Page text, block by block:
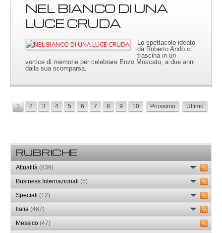
NEL BIANCO DI UNA
LUCE CRUDA
Lo spettacolo ideato
da Roberto Andò ci
trascina in un
vortice di memorie per celebrare Enzo Moscato, a due anni
dalla sua scomparsa.
1 2 3 4 5 6 7 8 9 10 Prossimo Ultimo
RUBRICHE
Attualità (839)
Business Internazionali (5)
Speciali (12)
Italia (467)
Messico (47)